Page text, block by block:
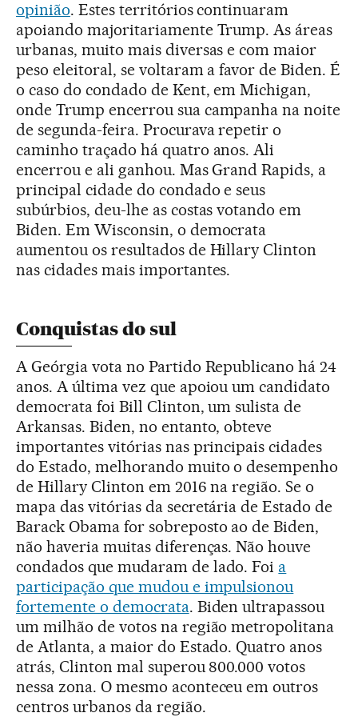
opinião. Estes territórios continuaram
apoiando majoritariamente Trump. As áreas
urbanas, muito mais diversas e com maior
peso eleitoral, se voltaram a favor de Biden. É
o caso do condado de Kent, em Michigan,
onde Trump encerrou sua campanha na noite
de segunda-feira. Procurava repetir o
caminho traçado há quatro anos. Ali
encerrou e ali ganhou. Mas Grand Rapids, a
principal cidade do condado e seus
subúrbios, deu-lhe as costas votando em
Biden. Em Wisconsin, o democrata
aumentou os resultados de Hillary Clinton
nas cidades mais importantes.
Conquistas do sul
A Geórgia vota no Partido Republicano há 24
anos. A última vez que apoiou um candidato
democrata foi Bill Clinton, um sulista de
Arkansas. Biden, no entanto, obteve
importantes vitórias nas principais cidades
do Estado, melhorando muito o desempenho
de Hillary Clinton em 2016 na região. Se o
mapa das vitórias da secretária de Estado de
Barack Obama for sobreposto ao de Biden,
não haveria muitas diferenças. Não houve
condados que mudaram de lado. Foi a
participação que mudou e impulsionou
fortemente o democrata. Biden ultrapassou
um milhão de votos na região metropolitana
de Atlanta, a maior do Estado. Quatro anos
atrás, Clinton mal superou 800.000 votos
nessa zona. O mesmo aconteceu em outros
centros urbanos da região.